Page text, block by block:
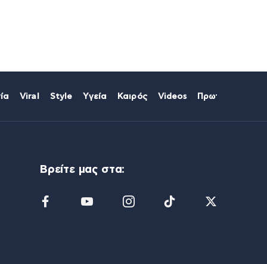
Viral Style Υγεία Καιρός Videos Πρωτοσέλιδα
Βρείτε μας στα: